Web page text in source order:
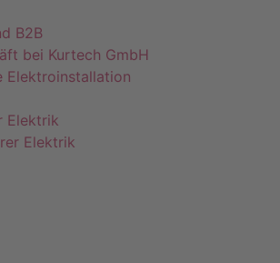
B2B
bei Kurtech GmbH
Elektroinstallation
Elektrik
Elektrik